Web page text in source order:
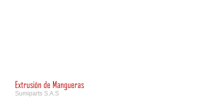
Extrusión de Mangueras
Sumiparts S.A.S